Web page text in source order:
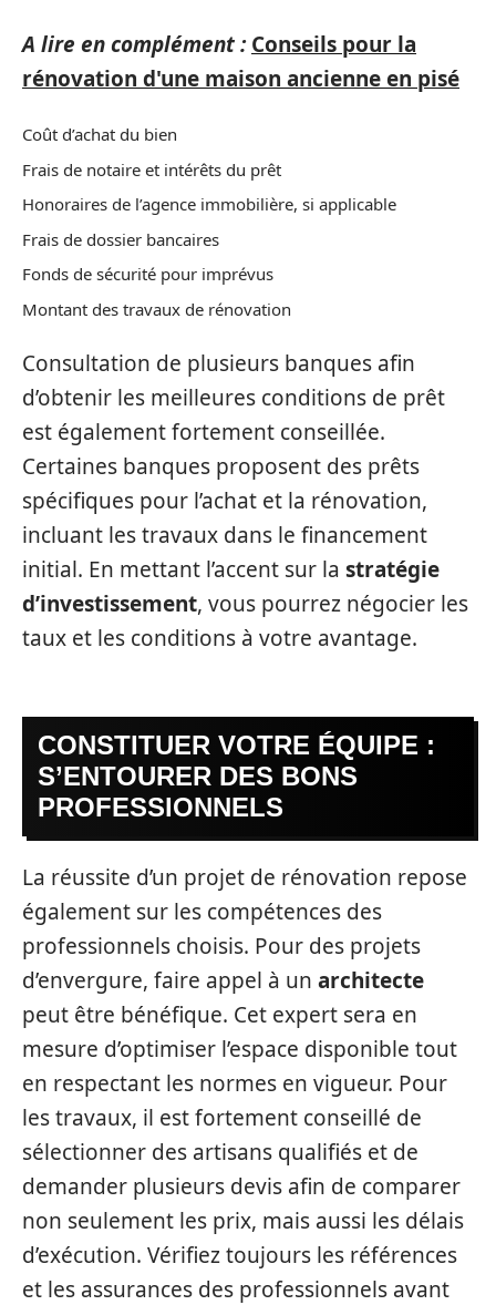
A lire en complément : Conseils pour la
rénovation d'une maison ancienne en pisé
Coût d’achat du bien
Frais de notaire et intérêts du prêt
Honoraires de l’agence immobilière, si applicable
Frais de dossier bancaires
Fonds de sécurité pour imprévus
Montant des travaux de rénovation
Consultation de plusieurs banques afin
d’obtenir les meilleures conditions de prêt
est également fortement conseillée.
Certaines banques proposent des prêts
spécifiques pour l’achat et la rénovation,
incluant les travaux dans le financement
initial. En mettant l’accent sur la stratégie
d’investissement, vous pourrez négocier les
taux et les conditions à votre avantage.
CONSTITUER VOTRE ÉQUIPE :
S’ENTOURER DES BONS
PROFESSIONNELS
La réussite d’un projet de rénovation repose
également sur les compétences des
professionnels choisis. Pour des projets
d’envergure, faire appel à un architecte
peut être bénéfique. Cet expert sera en
mesure d’optimiser l’espace disponible tout
en respectant les normes en vigueur. Pour
les travaux, il est fortement conseillé de
sélectionner des artisans qualifiés et de
demander plusieurs devis afin de comparer
non seulement les prix, mais aussi les délais
d’exécution. Vérifiez toujours les références
et les assurances des professionnels avant